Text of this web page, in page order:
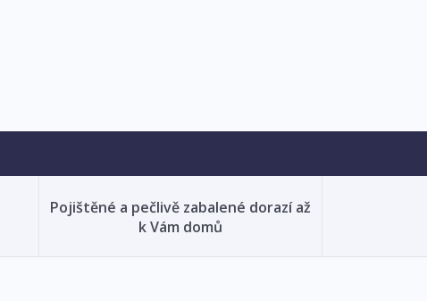
Pojištěné a pečlivě zabalené dorazí až
k Vám domů